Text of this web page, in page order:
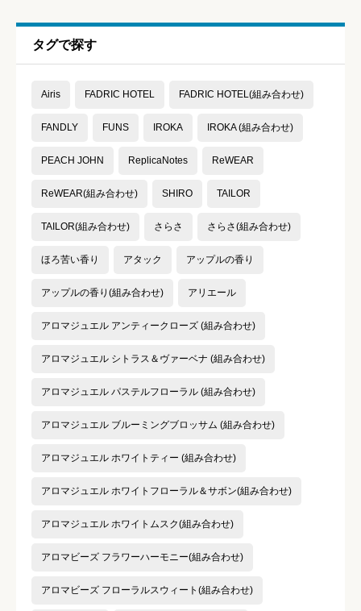

星の数をお選びください  
クチコミのタイトル
クチコミ内容 必須
タグで探す
Airis FADRIC HOTEL FADRIC HOTEL(組み合わせ)
FANDLY FUNS IROKA IROKA (組み合わせ)
PEACH JOHN ReplicaNotes ReWEAR
ReWEAR(組み合わせ) SHIRO TAILOR
TAILOR(組み合わせ) さらさ さらさ(組み合わせ)
ほろ苦い香り アタック アップルの香り
アップルの香り(組み合わせ) アリエール
アロマジュエル アンティークローズ (組み合わせ)
アロマジュエル シトラス＆ヴァーベナ (組み合わせ)
アロマジュエル パステルフローラル (組み合わせ)
アロマジュエル ブルーミングブロッサム (組み合わせ)
アロマジュエル ホワイトティー (組み合わせ)
アロマジュエル ホワイトフローラル＆サボン(組み合わせ)
アロマジュエル ホワイトムスク(組み合わせ)
アロマビーズ フラワーハーモニー(組み合わせ)
アロマビーズ フローラルスウィート(組み合わせ)